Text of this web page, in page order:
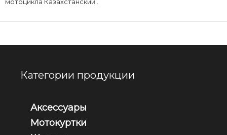
Категории продукции
Аксессуары
Мотокуртки